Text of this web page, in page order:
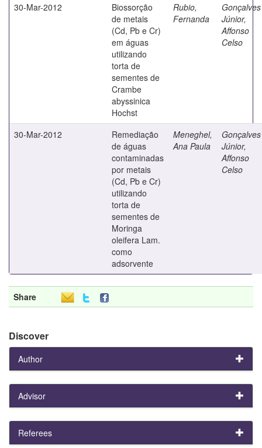
30-Mar-2012
Biossorção
de metais
(Cd, Pb e Cr)
em águas
utilizando
torta de
sementes de
Crambe
abyssinica
Hochst
Rubio,
Fernanda
Gonçalves
Júnior,
Affonso
Celso
30-Mar-2012
Remediação
de águas
contaminadas
por metais
(Cd, Pb e Cr)
utilizando
torta de
sementes de
Moringa
oleifera Lam.
como
adsorvente
Meneghel,
Ana Paula
Gonçalves
Júnior,
Affonso
Celso
Share
Discover
Author
Advisor
Referees